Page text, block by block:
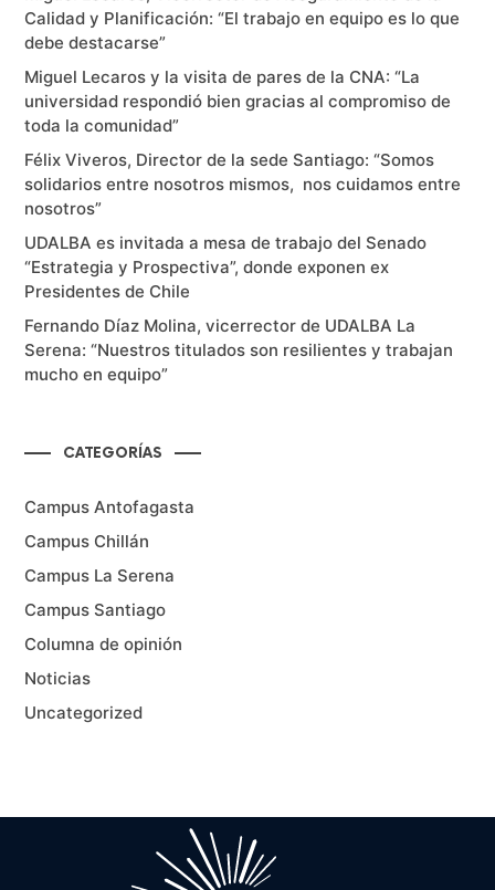
Calidad y Planificación: “El trabajo en equipo es lo que
debe destacarse”
Miguel Lecaros y la visita de pares de la CNA: “La
universidad respondió bien gracias al compromiso de
toda la comunidad”
Félix Viveros, Director de la sede Santiago: “Somos
solidarios entre nosotros mismos, nos cuidamos entre
nosotros”
UDALBA es invitada a mesa de trabajo del Senado
“Estrategia y Prospectiva”, donde exponen ex
Presidentes de Chile
Fernando Díaz Molina, vicerrector de UDALBA La
Serena: “Nuestros titulados son resilientes y trabajan
mucho en equipo”
CATEGORÍAS
Campus Antofagasta
Campus Chillán
Campus La Serena
Campus Santiago
Columna de opinión
Noticias
Uncategorized